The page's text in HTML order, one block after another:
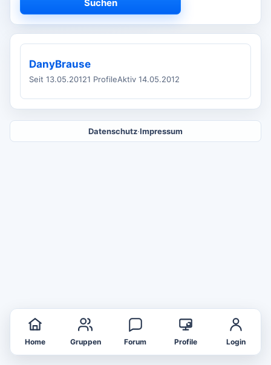
Suchen
DanyBrause
Seit 13.05.20121 ProfileAktiv 14.05.2012
Datenschutz·Impressum
Home Gruppen Forum Profile Login